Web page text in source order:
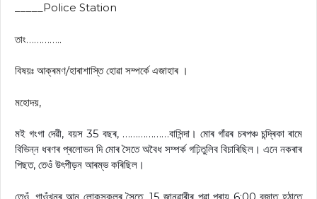
_____Police Station
তাং…………..
বিষয়ঃ আক্ৰমণ/হাৰাশাস্তি হোৱা সম্পৰ্কে এজাহাৰ ।
মহোদয়,
মই গংগা দেৱী, বয়স 35 বছৰ, ………………বাসিন্দা। মোৰ গাঁৱৰ চৰপঞ্চ চন্দ্ৰিকা ৰামে
বিভিন্ন ধৰণৰ প্ৰলোভন দি মোৰ সৈতে অবৈধ সম্পৰ্ক গঢ়িতুলিব বিচাৰিছিল। এনে নকৰাৰ
পিছত, তেওঁ উৎপীড়ন আৰম্ভ কৰিছিল।
তেওঁ, গাওঁখনৰ আন লোকসকলৰ সৈতে, 15 জানুৱাৰীৰ পুৱা প্ৰায় 6:00 বজাত হঠাতে